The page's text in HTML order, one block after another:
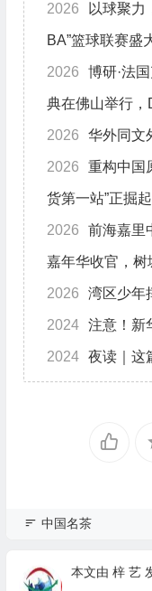
2026 以球聚力
BA”篮球联赛盛
2026 博研·法
典在佛山举行
2026 华外同文
2026 重构中国
货第一站”正掘起
2026 前海嘉里
嘉年华收官，
2026 湾区少年
2024 注意！新
2024 夜读｜这
中国名茶
本文由 梓 艺